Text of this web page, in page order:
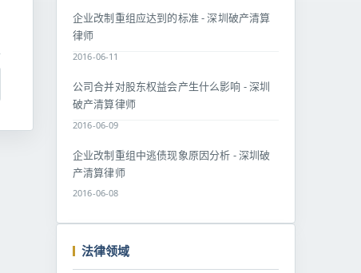
企业改制重组应达到的标准 - 深圳破产清算
律师
2016-06-11
公司合并对股东权益会产生什么影响 - 深圳
破产清算律师
2016-06-09
企业改制重组中逃债现象原因分析 - 深圳破
产清算律师
2016-06-08
法律领域